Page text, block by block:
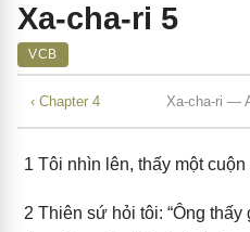
Xa-cha-ri 5
VCB
‹ Chapter 4 Xa-cha-ri —
1 Tôi nhìn lên, thấy một
2 Thiên sứ hỏi tôi: “Ông thấy